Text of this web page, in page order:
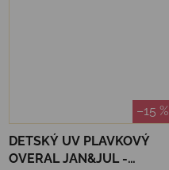
–15 %
DETSKÝ UV PLAVKOVÝ
OVERAL JAN&JUL -